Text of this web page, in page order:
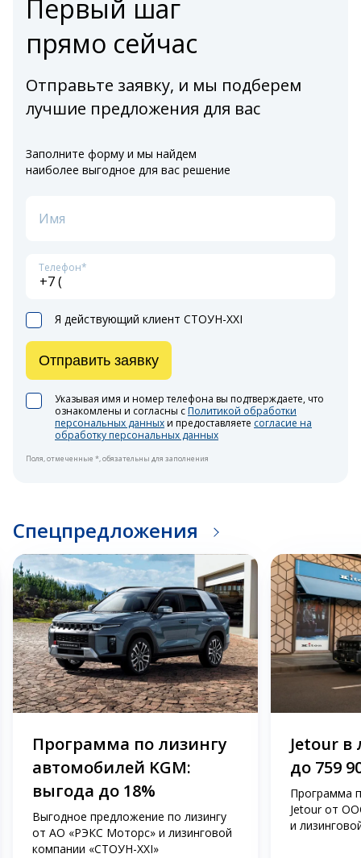
Первый шаг
прямо сейчас
Отправьте заявку, и мы подберем
лучшие предложения для вас
Заполните форму и мы найдем
наиболее выгодное для вас решение
Имя
Телефон*
Я действующий клиент СТОУН-XXI
Указывая имя и номер телефона вы подтверждаете, что
ознакомлены и согласны с Политикой обработки
персональных данныхи предоставляете согласие на
обработку персональных данных
Отправить заявку
Поля, отмеченные *, обязательны для заполнения
Спецпредложения
Программа по лизингу
автомобилей KGM:
выгода до 18%
Выгодное предложение по лизингу
от АО «РЭКС Моторс» и лизинговой
компании «СТОУН-ХХI»
Jetour в
до 759
Программа
Jetour от
и